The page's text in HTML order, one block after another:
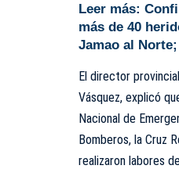
Leer más:
más de 40
Jamao al
El director
Vásquez, explicó
Nacional de
Bomberos, la Cruz
realizaron labores